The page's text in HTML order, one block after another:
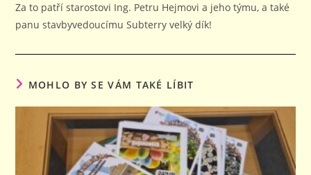
Za to patří starostovi Ing. Petru Hejmovi a jeho týmu, a také
panu stavbyvedoucímu Subterry velký dík!
MOHLO BY SE VÁM TAKÉ LÍBIT